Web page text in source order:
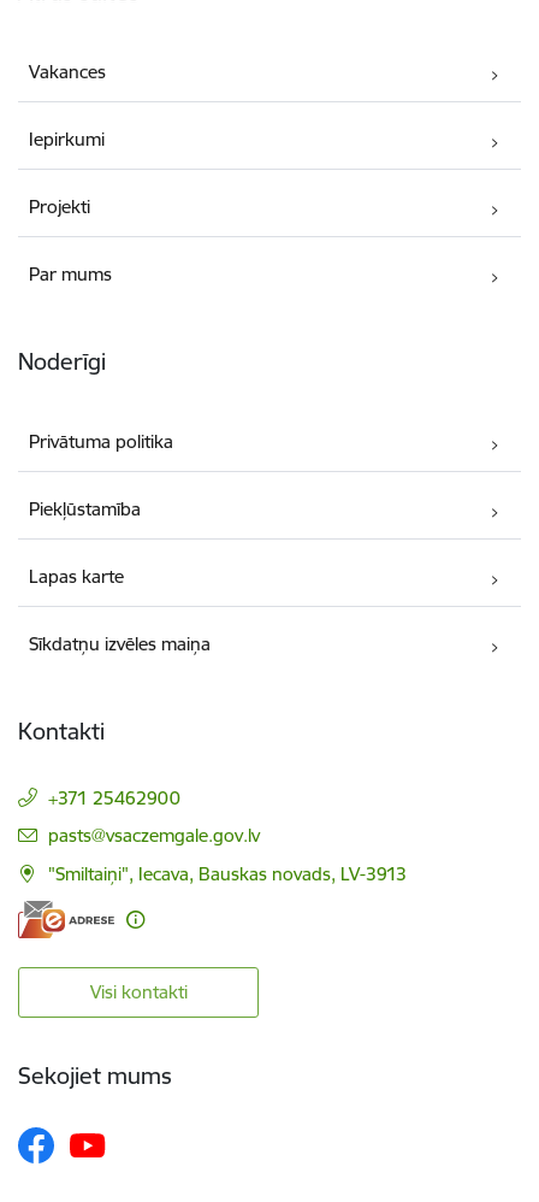
Vakances
Iepirkumi
Projekti
Par mums
Noderīgi
Privātuma politika
Piekļūstamība
Lapas karte
Sīkdatņu izvēles maiņa
Kontakti
+371 25462900
E-pasts:
pasts@vsaczemgale.gov.lv
"Smiltaiņi", Iecava, Bauskas novads, LV-3913
Visi kontakti
Sekojiet mums